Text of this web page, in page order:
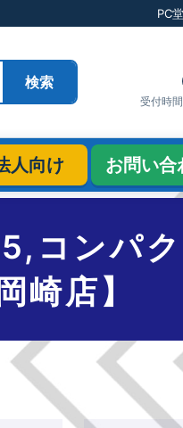
PC堂
検索
受付時
人向け お問い合
コンパ
崎店】